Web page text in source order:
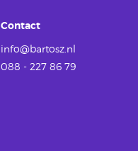
Contact
info@bartosz.nl
088 - 227 86 79